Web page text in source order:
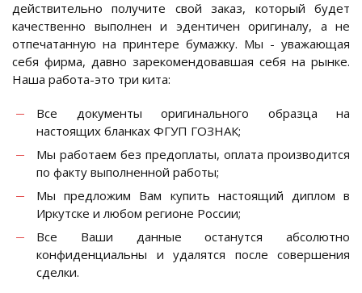
действительно получите свой заказ, который будет
качественно выполнен и эдентичен оригиналу, а не
отпечатанную на принтере бумажку. Мы - уважающая
себя фирма, давно зарекомендовавшая себя на рынке.
Наша работа-это три кита:
Все документы оригинального образца на
настоящих бланках ФГУП ГОЗНАК;
Мы работаем без предоплаты, оплата производится
по факту выполненной работы;
Мы предложим Вам купить настоящий диплом в
Иркутске и любом регионе России;
Все Ваши данные останутся абсолютно
конфиденциальны и удалятся после совершения
сделки.